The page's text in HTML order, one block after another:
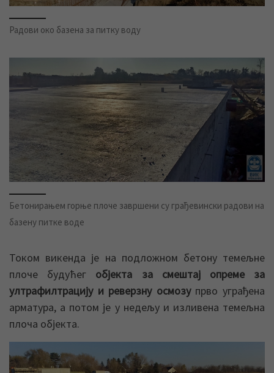
Радови око базена за питку воду
Бетонирањем горње плоче завршени су грађевински радови на
базену питке воде
Током викенда је на подложном бетону темељне
плоче будућег објекта за смештај опреме за
ултрафилтрацију и реверзну осмозупрво уграђена
арматура, а потом је у недељу и изливена темељна
плоча објекта.